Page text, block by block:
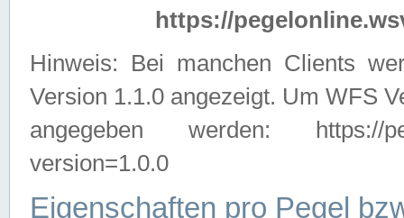
https://
Hinweis: Bei manchen Clients
Version 1.1.0 angezeigt. Um WFS
angegeben werden: https://
version=1.0.0
Eigenschaften pro Pegel